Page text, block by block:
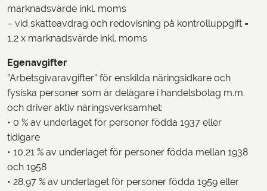
marknadsvärde inkl. moms
– vid skatteavdrag och redovisning på kontrolluppgift =
1,2 x marknadsvärde inkl. moms
Egenavgifter
”Arbetsgivaravgifter” för enskilda näringsidkare och
fysiska personer som är delägare i handelsbolag m.m.
och driver aktiv näringsverksamhet:
• 0 % av underlaget för personer födda 1937 eller
tidigare
• 10,21 % av underlaget för personer födda mellan 1938
och 1958
• 28,97 % av underlaget för personer födda 1959 eller